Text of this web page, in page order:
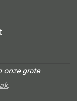
onze grote
.